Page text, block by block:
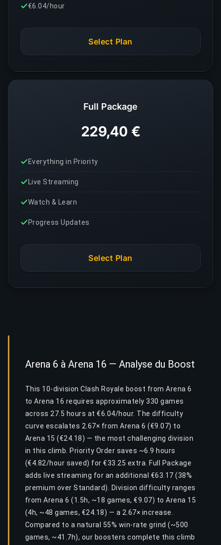
€6.04/hour
Select Plan
Full Package
229,40 €
Everything in Priority
Live Streaming
Watch & Learn
Progress Updates
Select Plan
Arena 6 à Arena 16 — Analyse du Boost
This 10-division Clash Royale boost from Arena 6
to Arena 16 requires approximately 330 games
across 27.5 hours at €6.04/hour. The difficulty
curve escalates 2.67× from Arena 6 (€9.07) to
Arena 15 (€24.18) — the most challenging division
in this climb. Priority Order saves ~6.9 hours
(€4.82/hour saved) for €33.25 extra. Full Package
adds live streaming for an additional €63.17 (38%
premium over Standard). Division difficulty ranges
from Arena 6 (1.5h, ~18 games, €9.07) to Arena 15
(4h, ~48 games, €24.18) — a 2.67× increase.
Compared to a natural 55% win-rate grind (~500
games, ~41.7h), our boosters complete this climb